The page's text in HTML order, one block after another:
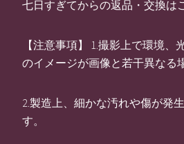
七日すぎてからの返品・交換は
【注意事項】 1.撮影上で環境
のイメージが画像と若干異なる
2.製造上、細かな汚れや傷が発
す。